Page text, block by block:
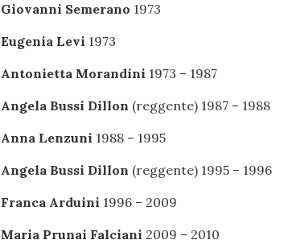
Giovanni Semerano 1973
Eugenia Levi 1973
Antonietta Morandini 1973 – 1987
Angela Bussi Dillon (reggente) 1987 – 1988
Anna Lenzuni 1988 – 1995
Angela Bussi Dillon (reggente) 1995 – 1996
Franca Arduini 1996 – 2009
Maria Prunai Falciani 2009 – 2010